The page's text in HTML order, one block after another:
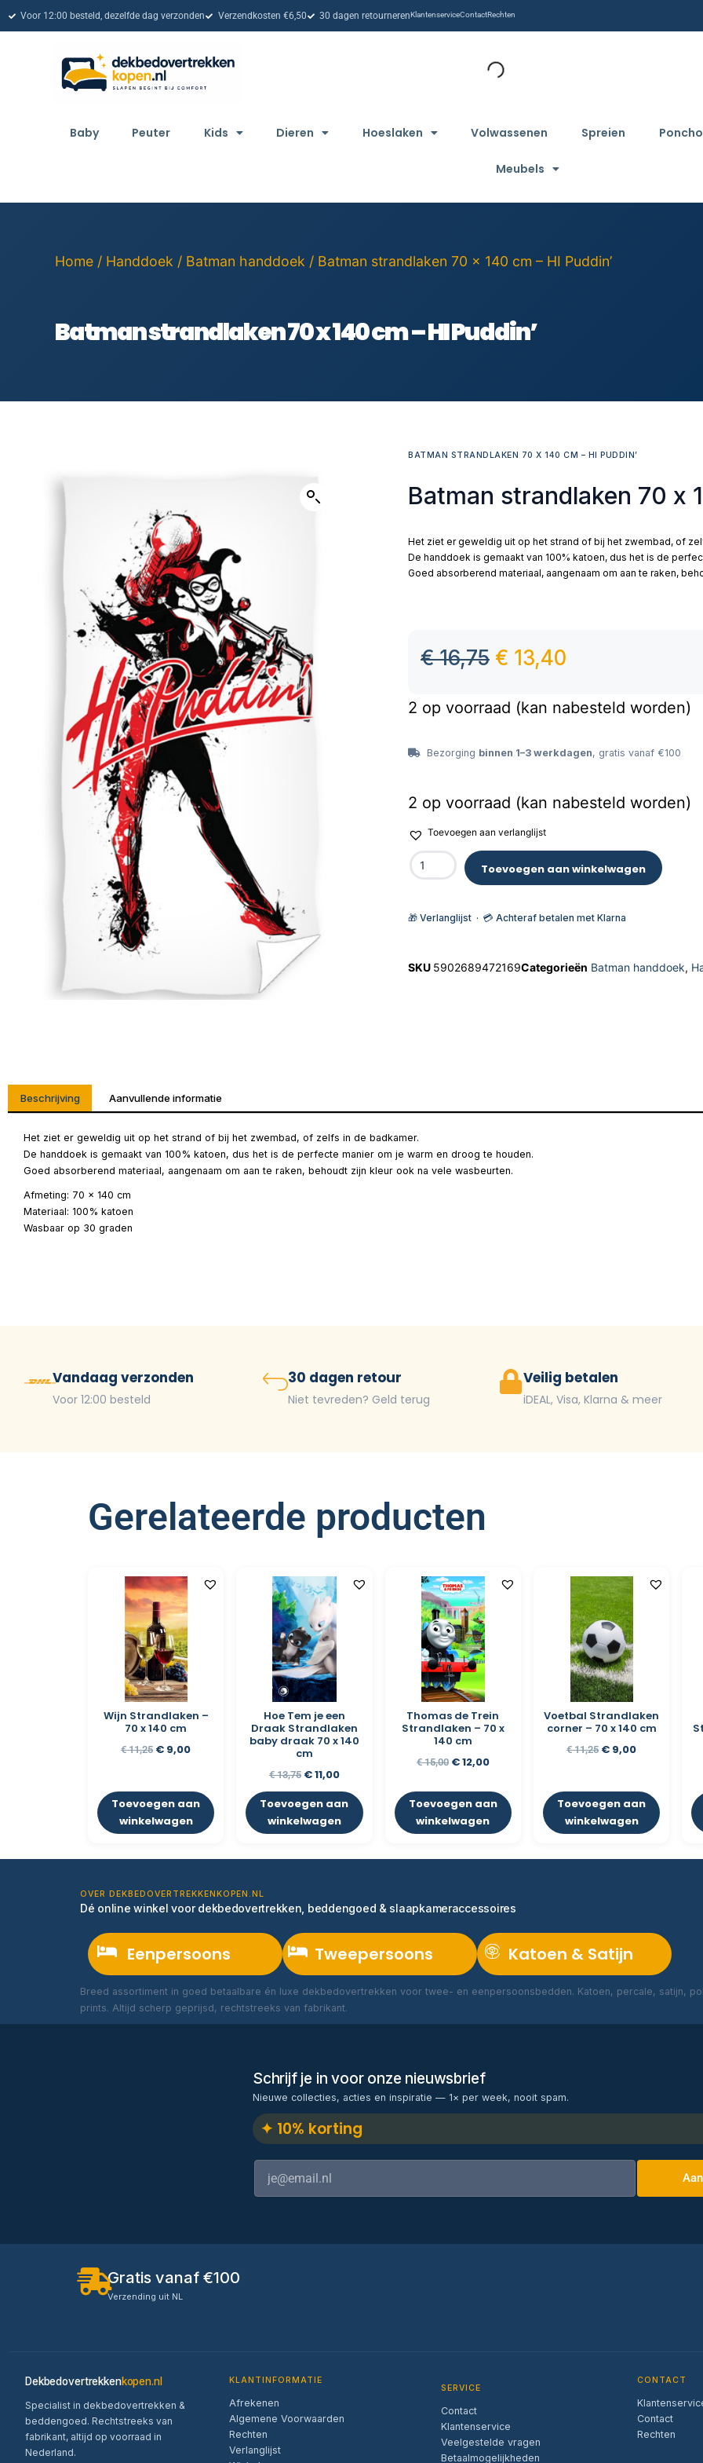
Voor 12:00 besteld, dezelfde dag verzonden Verzendkosten €6,50 30 dagen retournerenKlantenserviceContactRechten
Baby Peuter Kids Dieren Hoeslaken Volwassenen Spreien Poncho
Meubels
Home / Handdoek / Batman handdoek / Batman strandlaken 70 x 140 cm – HI Puddin’
Batman strandlaken 70 x 140 cm – HI Puddin’
BATMAN STRANDLAKEN 70 X 140 CM – HI PUDDIN’
Batman strandlaken 70 x
Het ziet er geweldig uit op het strand of bij het zwembad, of
De handdoek is gemaakt van 100% katoen, dus het is de
Goed absorberend materiaal, aangenaam om aan te raken,
€16,75 € 13,40
2 op voorraad (kan nabesteld worden)
Bezorging binnen 1–3 werkdagen, gratis vanaf €100
2 op voorraad (kan nabesteld worden)
Toevoegen aan verlanglijst
Toevoegen aan winkelwagen
🎁 Verlanglijst · 💳 Achteraf betalen met Klarna
SKU 5902689472169Categorieën Batman handdoek,
Beschrijving Aanvullende informatie
Het ziet er geweldig uit op het strand of bij het zwembad, of zelfs in de badkamer.
De handdoek is gemaakt van 100% katoen, dus het is de perfecte manier om je warm en droog te houden.
Goed absorberend materiaal, aangenaam om aan te raken, behoudt zijn kleur ook na vele wasbeurten.
Afmeting: 70 x 140 cm
Materiaal: 100% katoen
Wasbaar op 30 graden
Vandaag verzonden
Voor 12:00 besteld
30 dagen retour
Niet tevreden? Geld terug
Veilig betalen
iDEAL, Visa, Klarna & meer
Gerelateerde producten
Wijn Strandlaken –
70 x 140 cm
€11,25 € 9,00
Toevoegen aan
winkelwagen
Hoe Tem je een
Draak Strandlaken
baby draak 70 x 140
cm
€13,75 €11,00
Toevoegen aan
winkelwagen
Thomas de Trein
Strandlaken – 70 x
140 cm
€15,00 €12,00
Toevoegen aan
winkelwagen
Voetbal Strandlaken
corner – 70 x 140 cm
€11,25 € 9,00
Toevoegen aan
winkelwagen
OVER DEKBEDOVERTREKKENKOPEN.NL
Dé online winkel voor dekbedovertrekken, beddengoed & slaapkameraccessoires
Eenpersoons Tweepersoons Katoen & Satijn
Breed assortiment in goed betaalbare én luxe dekbedovertrekken voor twee- en eenpersoonsbedden. Katoen, percale, satijn,
prints. Altijd scherp geprijsd, rechtstreeks van fabrikant.
Schrijf je in voor onze nieuwsbrief
Nieuwe collecties, acties en inspiratie — 1× per week, nooit spam.
✦ 10% korting
Gratis vanaf €100
Verzending uit NL
Dekbedovertrekkenkopen.nl
Specialist in dekbedovertrekken &
beddengoed. Rechtstreeks van
fabrikant, altijd op voorraad in
Nederland.
KLANTINFORMATIE
Afrekenen
Algemene Voorwaarden
Rechten
Verlanglijst
SERVICE
Contact
Klantenservice
Veelgestelde vragen
Betaalmogelijkheden
CONTACT
Contact
Rechten